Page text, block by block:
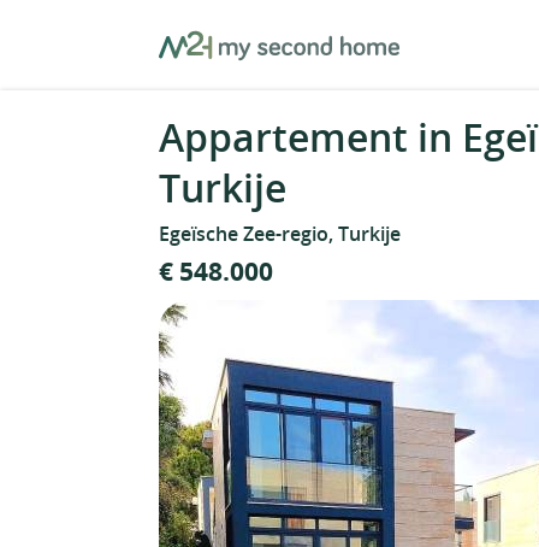
MySecondHome
Appartement in
Turkije
Egeïsche Zee-regio, Turkije
€ 548.000